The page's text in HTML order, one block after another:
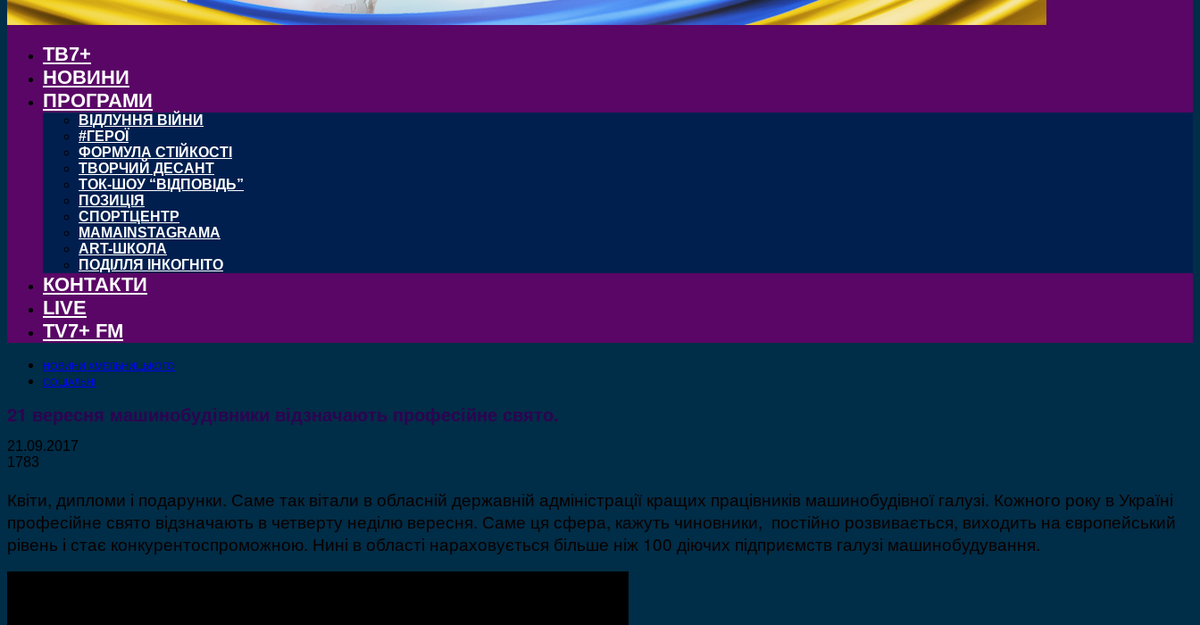
ТВ7+
НОВИНИ
ПРОГРАМИ
ВІДЛУННЯ ВІЙНИ
#ГЕРОЇ
ФОРМУЛА СТІЙКОСТІ
ТВОРЧИЙ ДЕСАНТ
ТОК-ШОУ “ВІДПОВІДЬ”
ПОЗИЦІЯ
СПОРТЦЕНТР
MAMAINSTAGRAMA
ART-ШКОЛА
ПОДІЛЛЯ ІНКОГНІТО
КОНТАКТИ
LIVE
TV7+ FM
НОВИНИ ХМЕЛЬНИЦЬКОГО
СОЦІАЛЬНІ
21 вересня машинобудівники відзначають професійне свято.
21.09.2017
1783
Квіти, дипломи і подарунки. Саме так вітали в обласній державній адміністрації кращих працівників машинобудівної галузі. Кожного року в Україні
професійне свято відзначають в четверту неділю вересня. Саме ця сфера, кажуть чиновники, постійно розвивається, виходить на європейський
рівень і стає конкурентоспроможною. Нині в області нараховується більше ніж 100 діючих підприємств галузі машинобудування.